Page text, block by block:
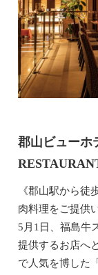
郡山ビュー
《郡山駅から徒
肉料理をご提供
5月1日、福島牛
提供するお店へ
で人気を博した